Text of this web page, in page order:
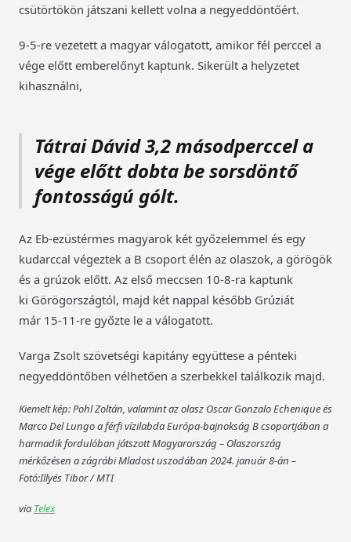
csütörtökön játszani kellett volna a negyeddöntőért.
9-5-re vezetett a magyar válogatott, amikor fél perccel a
vége előtt emberelőnyt kaptunk. Sikerült a helyzetet
kihasználni,
Tátrai Dávid 3,2 másodperccel a
vége előtt dobta be sorsdöntő
fontosságú gólt.
Az Eb-ezüstérmes magyarok két győzelemmel és egy
kudarccal végeztek a B csoport élén az olaszok, a görögök
és a grúzok előtt. Az első meccsen 10-8-ra kaptunk
ki Görögországtól, majd két nappal később Grúziát
már 15-11-re győzte le a válogatott.
Varga Zsolt szövetségi kapitány együttese a pénteki
negyeddöntőben vélhetően a szerbekkel találkozik majd.
Kiemelt kép: Pohl Zoltán, valamint az olasz Oscar Gonzalo Echenique és
Marco Del Lungo a férfi vízilabda Európa-bajnokság B csoportjában a
harmadik fordulóban játszott Magyarország – Olaszország
mérkőzésen a zágrábi Mladost uszodában 2024. január 8-án –
Fotó:Illyés Tibor / MTI
via Telex